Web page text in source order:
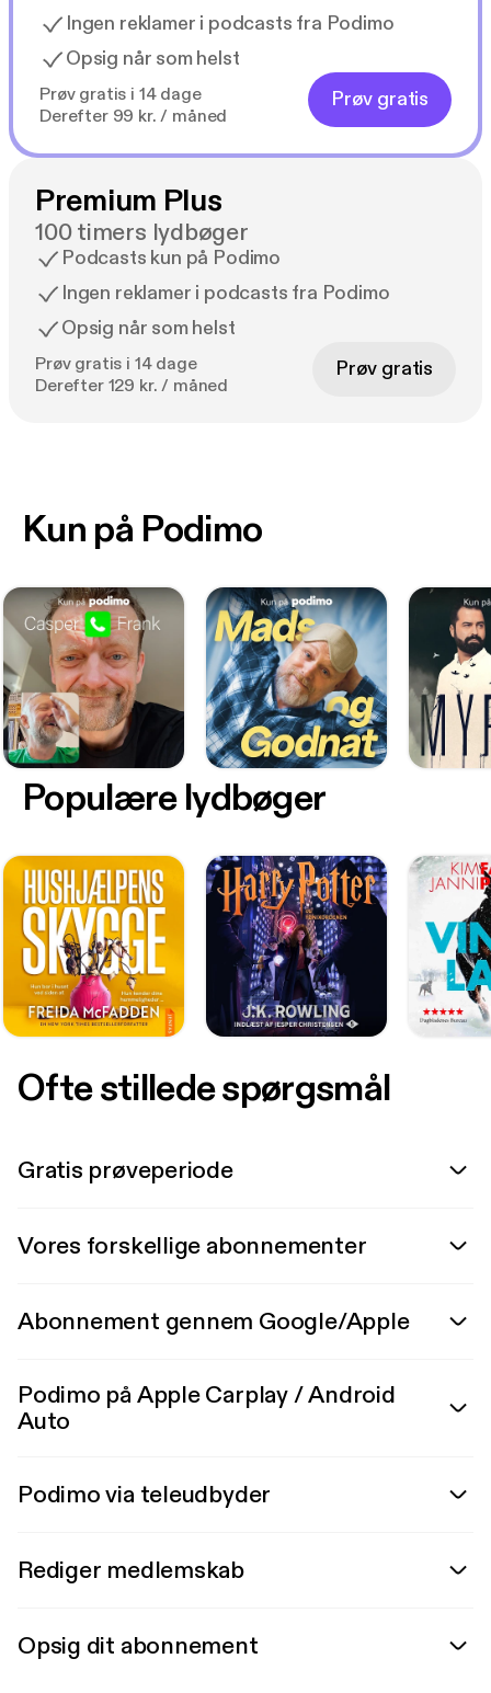
Ingen reklamer i podcasts fra Podimo
Opsig når som helst
Prøv gratis i 14 dage
Derefter 99 kr. / måned
Prøv gratis
Premium Plus
100 timers lydbøger
Podcasts kun på Podimo
Ingen reklamer i podcasts fra Podimo
Opsig når som helst
Prøv gratis i 14 dage
Derefter 129 kr. / måned
Prøv gratis
Kun på Podimo
Populære lydbøger
Ofte stillede spørgsmål
Gratis prøveperiode
Vores forskellige abonnementer
Abonnement gennem Google/Apple
Podimo på Apple Carplay / Android
Auto
Podimo via teleudbyder
Rediger medlemskab
Opsig dit abonnement